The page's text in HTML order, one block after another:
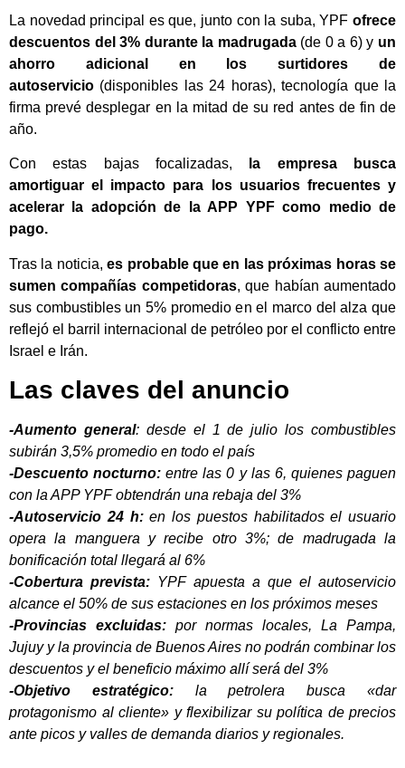
La novedad principal es que, junto con la suba, YPF ofrece
descuentos del 3% durante la madrugada(de 0 a 6) y un
ahorro adicional en los surtidores de
autoservicio (disponibles las 24 horas), tecnología que la
firma prevé desplegar en la mitad de su red antes de fin de
año.
Con estas bajas focalizadas,
la empresa busca
amortiguar el impacto para los usuarios frecuentes y
acelerar la adopción de la APP YPF como medio de
pago.
Tras la noticia,es probable que en las próximas horas se
sumen compañías competidoras, que habían aumentado
sus combustibles un 5% promedio en el marco del alza que
reflejó el barril internacional de petróleo por el conflicto entre
Israel e Irán.
Las claves del anuncio
-Aumento general: desde el 1 de julio los combustibles
subirán 3,5% promedio en todo el país
-Descuento nocturno: entre las 0 y las 6, quienes paguen
con la APP YPF obtendrán una rebaja del 3%
-Autoservicio 24 h:en los puestos habilitados el usuario
opera la manguera y recibe otro 3%; de madrugada la
bonificación total llegará al 6%
-Cobertura prevista: YPF apuesta a que el autoservicio
alcance el 50% de sus estaciones en los próximos meses
-Provincias excluidas: por normas locales, La Pampa,
Jujuy y la provincia de Buenos Aires no podrán combinar los
descuentos y el beneficio máximo allí será del 3%
-Objetivo estratégico:la petrolera busca «dar
protagonismo al cliente» y flexibilizar su política de precios
ante picos y valles de demanda diarios y regionales.